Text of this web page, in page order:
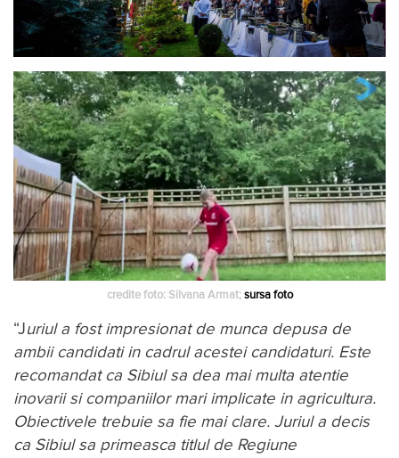
credite foto: Silvana Armat; sursa foto
“Juriul a fost impresionat de munca depusa de
ambii candidati in cadrul acestei candidaturi. Este
recomandat ca Sibiul sa dea mai multa atentie
inovarii si companiilor mari implicate in agricultura.
Obiectivele trebuie sa fie mai clare. Juriul a decis
ca Sibiul sa primeasca titlul de Regiune